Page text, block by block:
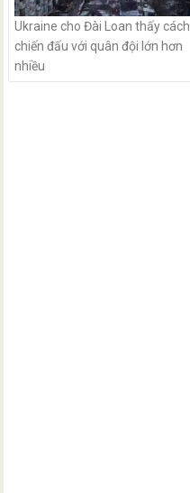
Ukraine cho Đài Loan thấy cách
chiến đấu với quân đội lớn hơn
nhiều